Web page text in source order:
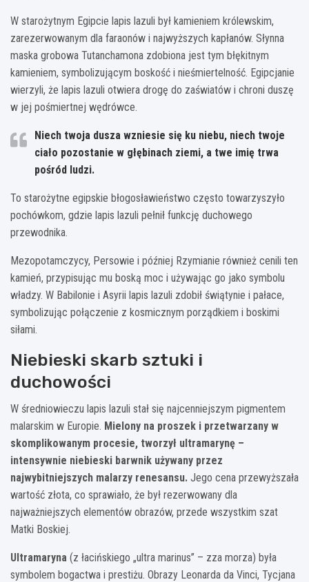
W starożytnym Egipcie lapis lazuli był kamieniem królewskim,
zarezerwowanym dla faraonów i najwyższych kapłanów. Słynna
maska grobowa Tutanchamona zdobiona jest tym błękitnym
kamieniem, symbolizującym boskość i nieśmiertelność. Egipcjanie
wierzyli, że lapis lazuli otwiera drogę do zaświatów i chroni duszę
w jej pośmiertnej wędrówce.
Niech twoja dusza wzniesie się ku niebu, niech twoje
ciało pozostanie w głębinach ziemi, a twe imię trwa
pośród ludzi.
To starożytne egipskie błogosławieństwo często towarzyszyło
pochówkom, gdzie lapis lazuli pełnił funkcję duchowego
przewodnika.
Mezopotamczycy, Persowie i później Rzymianie również cenili ten
kamień, przypisując mu boską moc i używając go jako symbolu
władzy. W Babilonie i Asyrii lapis lazuli zdobił świątynie i pałace,
symbolizując połączenie z kosmicznym porządkiem i boskimi
siłami.
Niebieski skarb sztuki i
duchowości
W średniowieczu lapis lazuli stał się najcenniejszym pigmentem
malarskim w Europie. Mielony na proszek i przetwarzany w
skomplikowanym procesie, tworzył ultramarynę –
intensywnie niebieski barwnik używany przez
najwybitniejszych malarzy renesansu. Jego cena przewyższała
wartość złota, co sprawiało, że był rezerwowany dla
najważniejszych elementów obrazów, przede wszystkim szat
Matki Boskiej.
Ultramaryna (z łacińskiego „ultra marinus” – zza morza) była
symbolem bogactwa i prestiżu. Obrazy Leonarda da Vinci, Tycjana